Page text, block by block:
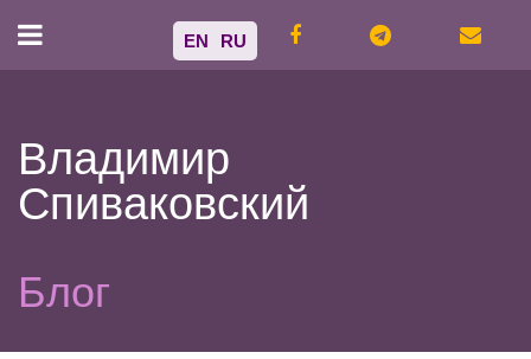
EN RU
Владимир
Спиваковский
Блог